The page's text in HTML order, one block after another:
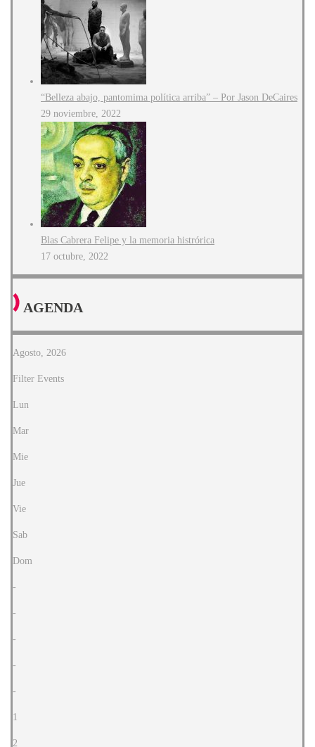
“Belleza abajo, pantomima política arriba” – Por Jason DeCaires
29 noviembre, 2022
Blas Cabrera Felipe y la memoria histrórica
17 octubre, 2022
AGENDA
Agosto, 2026
Filter Events
Lun
Mar
Mie
Jue
Vie
Sab
Dom
-
-
-
-
-
1
2